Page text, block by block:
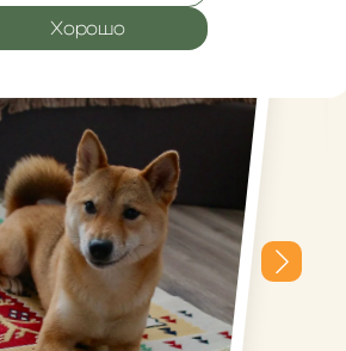
красивая
можно стирать,
с роботом
и Никой))
Хорошо